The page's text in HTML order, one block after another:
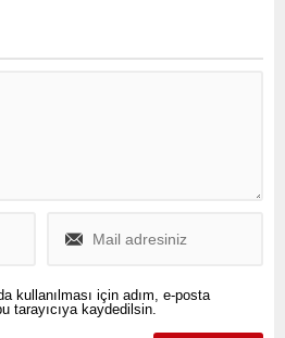
kullanılması için adım, e-posta
tarayıcıya kaydedilsin.